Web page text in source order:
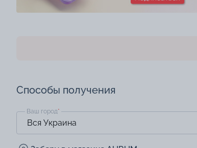
Способы получения
Ваш город*